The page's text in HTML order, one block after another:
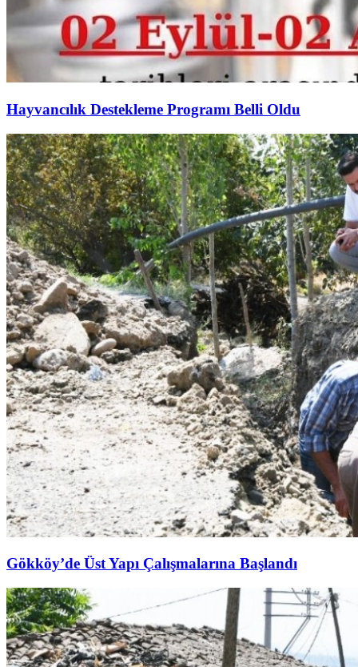
Hayvancılık Destekleme Programı Belli Oldu
Gökköy’de Üst Yapı Çalışmalarına Başlandı